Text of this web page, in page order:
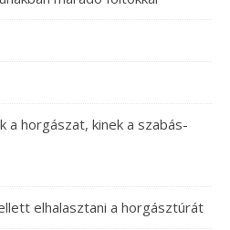
a horgászat, kinek a szabás-
elhalasztani a horgásztúrát